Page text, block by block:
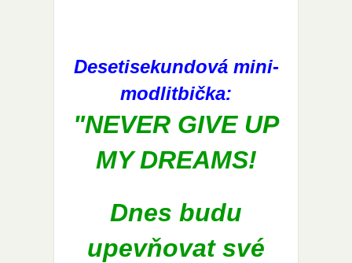
Desetisekundová mini-
modlitbička:
"NEVER GIVE UP
MY DREAMS!
Dnes budu
upevňovat své